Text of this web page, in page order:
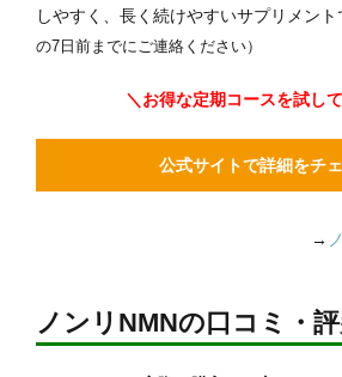
しやすく、長く続けやすいサプリメント
の7日前までにご連絡ください）
＼お得な定期コースを試し
公式サイトで詳細をチ
→
ノンリNMNの口コミ・